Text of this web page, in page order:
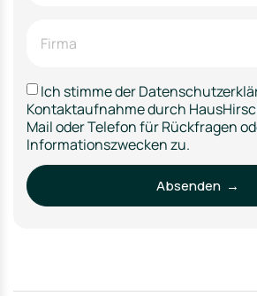
Ich stimme der
Kontaktaufnahme durch
Mail oder Telefon für Rückfragen
Informationszwecken zu.
Absenden →